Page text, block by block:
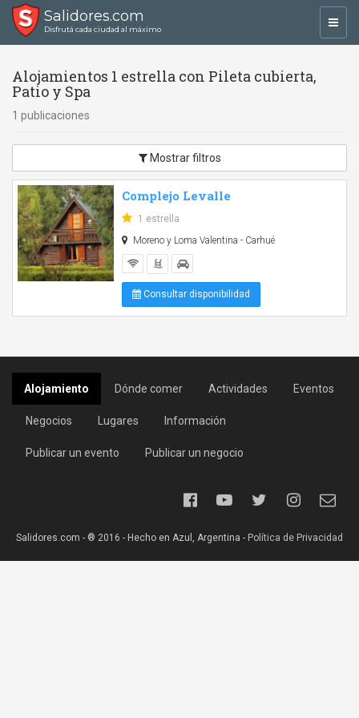
Salidores.com
Disfrutá cada ciudad al máximo
Alojamientos 1 estrella con Pileta cubierta,
Patio y Spa
1 publicaciones
Mostrar filtros
Complejo Levalle
1 estrella
Moreno y Loma Valentina - Carhué
Consultar disponibilidad
Alojamiento Dónde comer Actividades Eventos
Negocios Lugares Información
Publicar un evento Publicar un negocio
Salidores.com - ® 2016 - Hecho en Azul, Argentina - Política de Privacidad